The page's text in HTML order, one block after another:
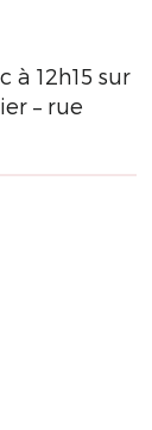
à 12h15 sur
– rue